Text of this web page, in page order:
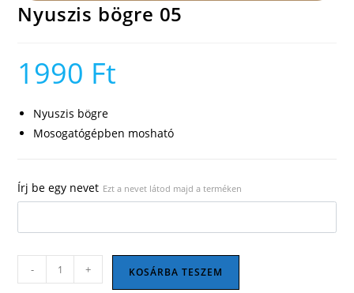
Nyuszis bögre 05
1990 Ft
Nyuszis bögre
Mosogatógépben mosható
Írj be egy nevet Ezt a nevet látod majd a terméken
bögre
- + KOSÁRBA TESZEM